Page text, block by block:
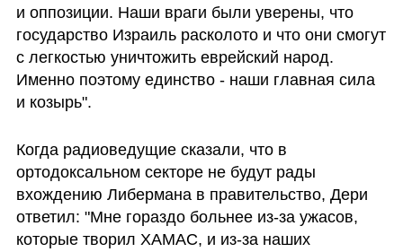
и оппозиции. Наши враги были уверены, что
государство Израиль расколото и что они смогут
с легкостью уничтожить еврейский народ.
Именно поэтому единство - наши главная сила
и козырь".
Когда радиоведущие сказали, что в
ортодоксальном секторе не будут рады
вхождению Либермана в правительство, Дери
ответил: "Мне гораздо больнее из-за ужасов,
которые творил ХАМАС, и из-за наших